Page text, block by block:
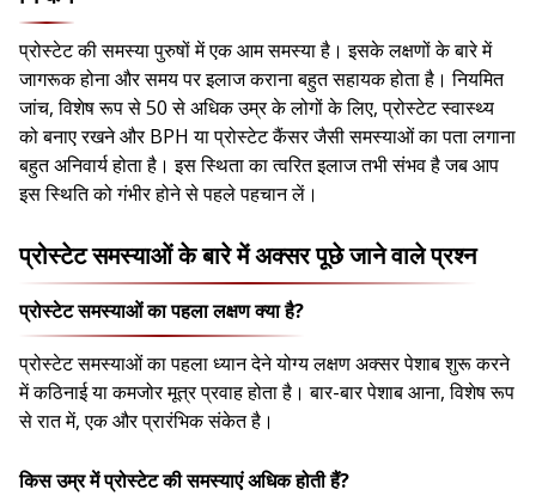
प्रोस्टेट की समस्या पुरुषों में एक आम समस्या है। इसके लक्षणों के बारे में
जागरूक होना और समय पर इलाज कराना बहुत सहायक होता है। नियमित
जांच, विशेष रूप से 50 से अधिक उम्र के लोगों के लिए, प्रोस्टेट स्वास्थ्य
को बनाए रखने और BPH या प्रोस्टेट कैंसर जैसी समस्याओं का पता लगाना
बहुत अनिवार्य होता है। इस स्थिता का त्वरित इलाज तभी संभव है जब आप
इस स्थिति को गंभीर होने से पहले पहचान लें।
प्रोस्टेट समस्याओं के बारे में अक्सर पूछे जाने वाले प्रश्न
प्रोस्टेट समस्याओं का पहला लक्षण क्या है?
प्रोस्टेट समस्याओं का पहला ध्यान देने योग्य लक्षण अक्सर पेशाब शुरू करने
में कठिनाई या कमजोर मूत्र प्रवाह होता है। बार-बार पेशाब आना, विशेष रूप
से रात में, एक और प्रारंभिक संकेत है।
किस उम्र में प्रोस्टेट की समस्याएं अधिक होती हैं?